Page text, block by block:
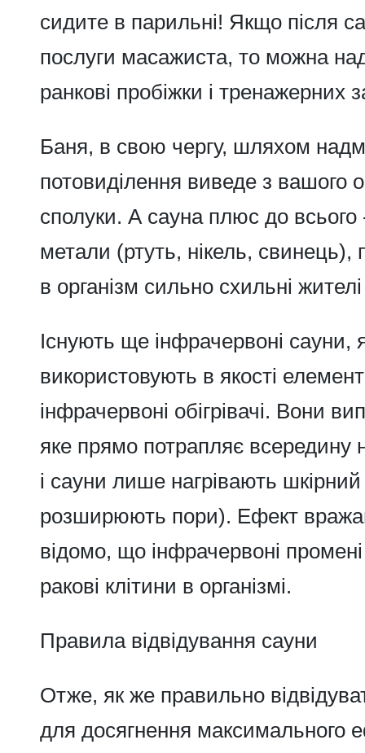
сидите в парильні! Якщо після
послуги масажиста, то можна
ранкові пробіжки і тренажерних
Баня, в свою чергу, шляхом
потовиділення виведе з вашого
сполуки. А сауна плюс до всього
метали (ртуть, нікель, свинець),
в організм сильно схильні
Існують ще інфрачервоні сауни,
використовують в якості
інфрачервоні обігрівачі. Вони
яке прямо потрапляє всередину
і сауни лише нагрівають шкірний
розширюють пори). Ефект
відомо, що інфрачервоні
ракові клітини в організмі.
Правила відвідування сауни
Отже, як же правильно
для досягнення максимального